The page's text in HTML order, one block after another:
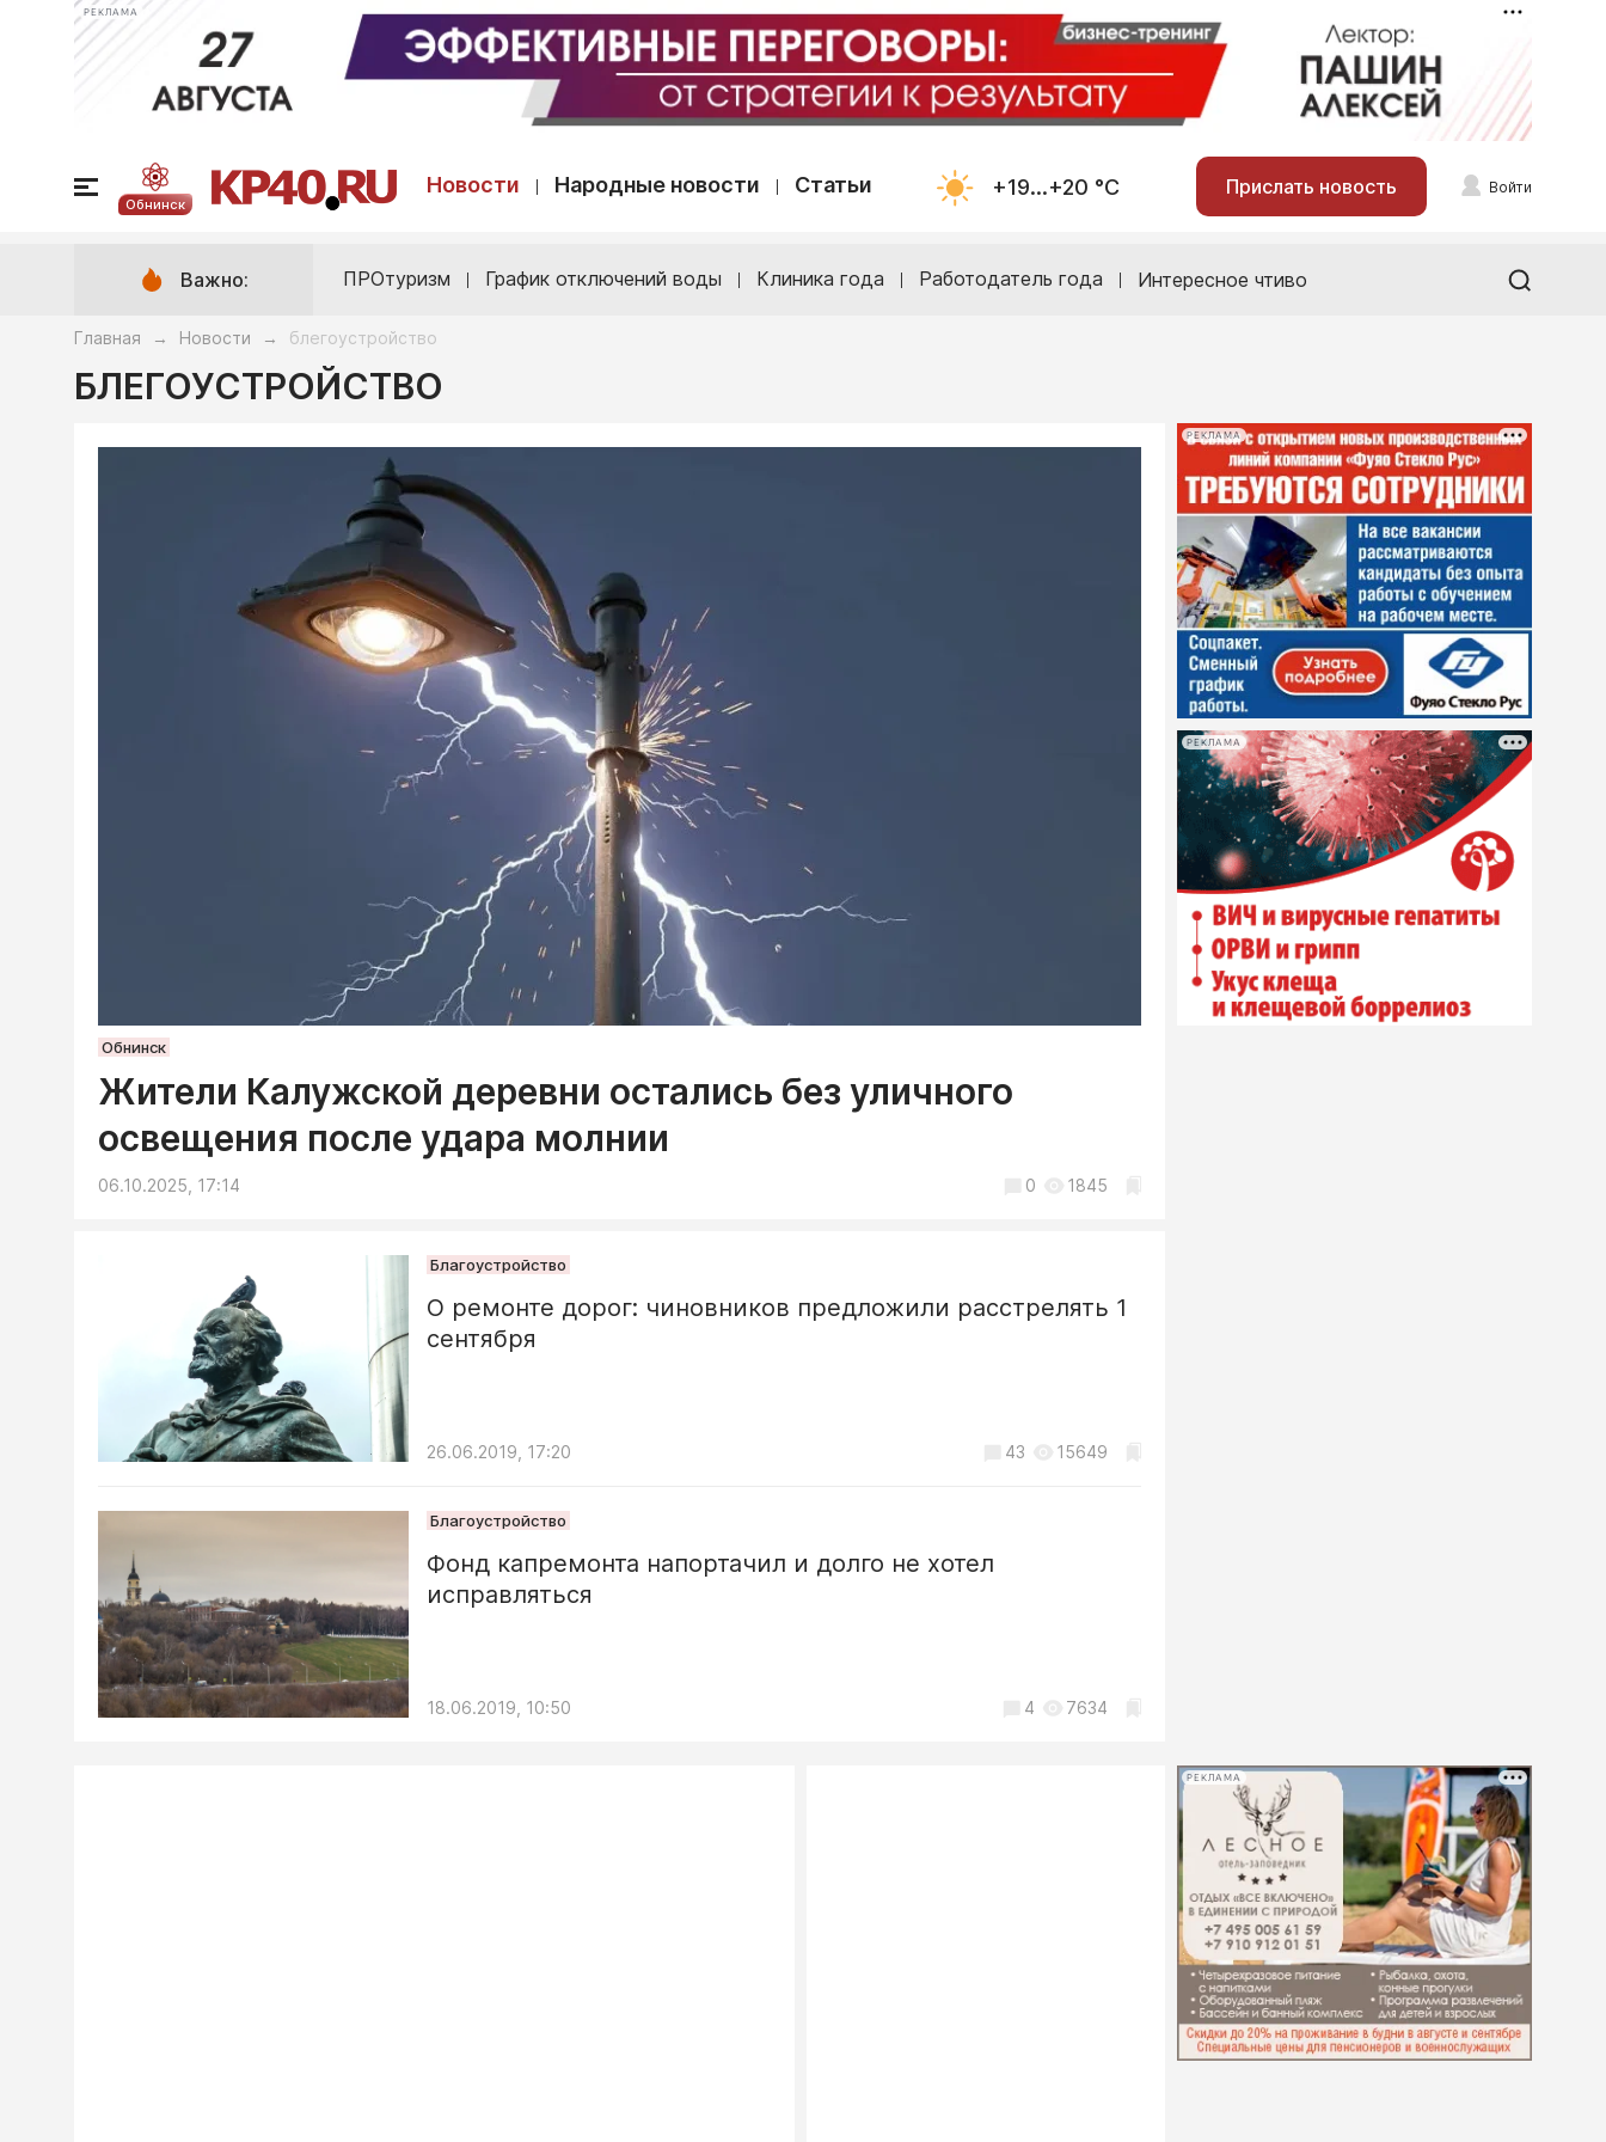
РЕКЛАМА
Обнинск
Новости Народные новости Статьи +19...+20 °С Прислать новость Войти
Важно: ПРОтуризм График отключений воды Клиника года Работодатель года Интересное чтиво
Главная → Новости → блегоустройство
БЛЕГОУСТРОЙСТВО
Обнинск
Жители Калужской деревни остались без уличного
освещения после удара молнии
06.10.2025, 17:14 0 1845
Благоустройство
О ремонте дорог: чиновников предложили расстрелять 1
сентября
26.06.2019, 17:20 43 15649
Благоустройство
Фонд капремонта напортачил и долго не хотел
исправляться
18.06.2019, 10:50 4 7634
РЕКЛАМА
РЕКЛАМА
РЕКЛАМА